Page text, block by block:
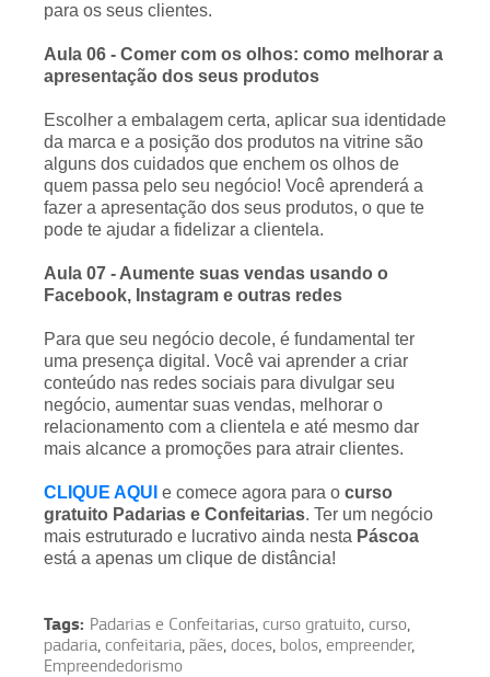
para os seus clientes.
Aula 06 - Comer com os olhos: como melhorar a
apresentação dos seus produtos
Escolher a embalagem certa, aplicar sua identidade
da marca e a posição dos produtos na vitrine são
alguns dos cuidados que enchem os olhos de
quem passa pelo seu negócio! Você aprenderá a
fazer a apresentação dos seus produtos, o que te
pode te ajudar a fidelizar a clientela.
Aula 07 - Aumente suas vendas usando o
Facebook, Instagram e outras redes
Para que seu negócio decole, é fundamental ter
uma presença digital. Você vai aprender a criar
conteúdo nas redes sociais para divulgar seu
negócio, aumentar suas vendas, melhorar o
relacionamento com a clientela e até mesmo dar
mais alcance a promoções para atrair clientes.
CLIQUE AQUI e comece agora para o curso
gratuito Padarias e Confeitarias. Ter um negócio
mais estruturado e lucrativo ainda nesta Páscoa
está a apenas um clique de distância!
Tags: Padarias e Confeitarias, curso gratuito, curso,
padaria, confeitaria, pães, doces, bolos, empreender,
Empreendedorismo